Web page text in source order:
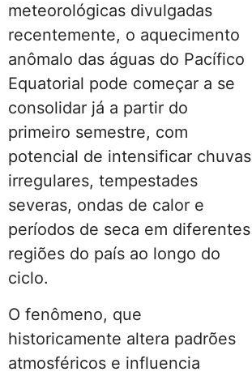
meteorológicas divulgadas
recentemente, o aquecimento
anômalo das águas do Pacífico
Equatorial pode começar a se
consolidar já a partir do
primeiro semestre, com
potencial de intensificar chuvas
irregulares, tempestades
severas, ondas de calor e
períodos de seca em diferentes
regiões do país ao longo do
ciclo.
O fenômeno, que
historicamente altera padrões
atmosféricos e influencia